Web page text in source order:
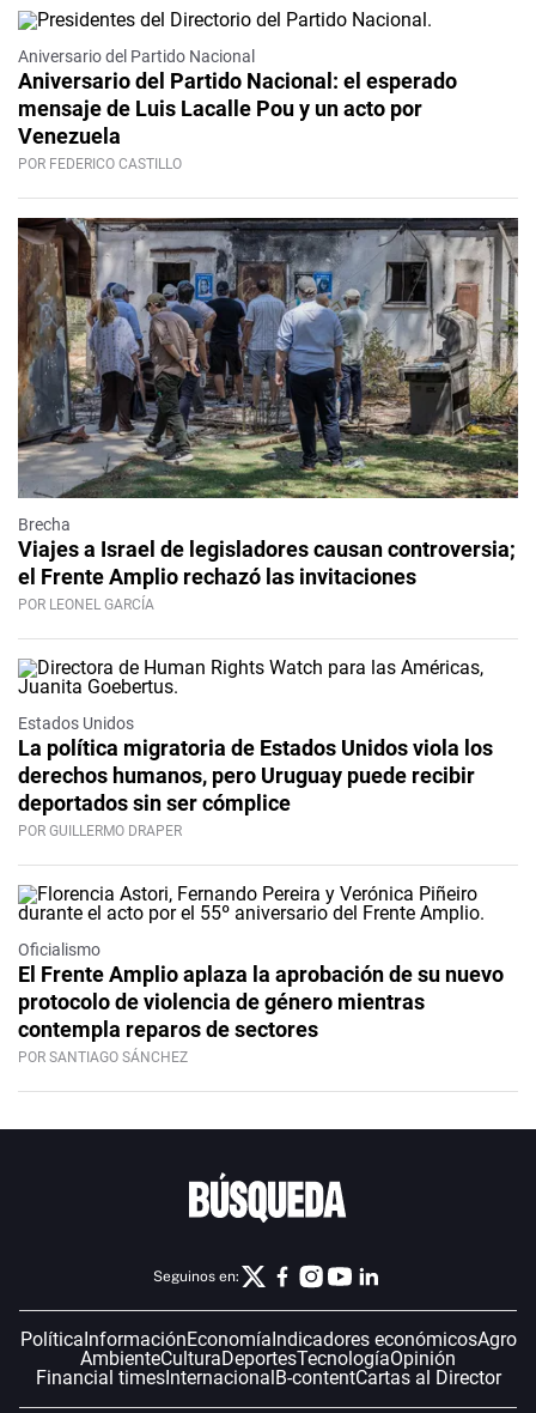
Aniversario del Partido Nacional
Aniversario del Partido Nacional: el esperado
mensaje de Luis Lacalle Pou y un acto por
Venezuela
POR FEDERICO CASTILLO
Brecha
Viajes a Israel de legisladores causan controversia;
el Frente Amplio rechazó las invitaciones
POR LEONEL GARCÍA
Estados Unidos
La política migratoria de Estados Unidos viola los
derechos humanos, pero Uruguay puede recibir
deportados sin ser cómplice
POR GUILLERMO DRAPER
Oficialismo
El Frente Amplio aplaza la aprobación de su nuevo
protocolo de violencia de género mientras
contempla reparos de sectores
POR SANTIAGO SÁNCHEZ
Seguinos en:
PolíticaInformaciónEconomíaIndicadores económicosAgro
AmbienteCulturaDeportesTecnologíaOpinión
Financial timesInternacionalB-contentCartas al Director